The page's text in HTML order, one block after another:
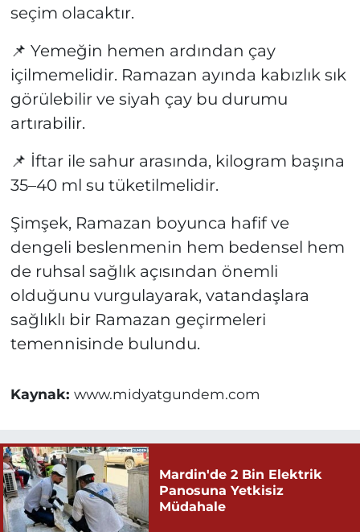
seçim olacaktır.
📌 Yemeğin hemen ardından çay
içilmemelidir. Ramazan ayında kabızlık sık
görülebilir ve siyah çay bu durumu
artırabilir.
📌 İftar ile sahur arasında, kilogram başına
35–40 ml su tüketilmelidir.
Şimşek, Ramazan boyunca hafif ve
dengeli beslenmenin hem bedensel hem
de ruhsal sağlık açısından önemli
olduğunu vurgulayarak, vatandaşlara
sağlıklı bir Ramazan geçirmeleri
temennisinde bulundu.
Kaynak: www.midyatgundem.com
Mardin'de 2 Bin Elektrik
Panosuna Yetkisiz
Müdahale